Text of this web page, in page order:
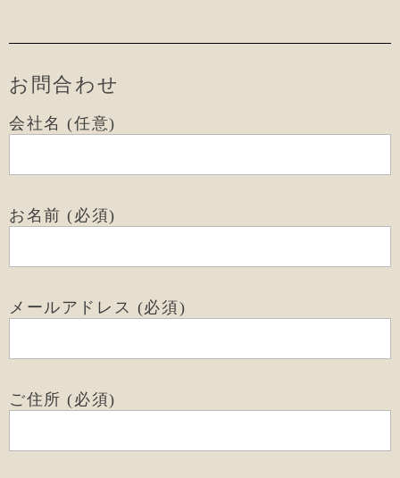
お問合わせ
会社名 (任意)
お名前 (必須)
メールアドレス (必須)
ご住所 (必須)